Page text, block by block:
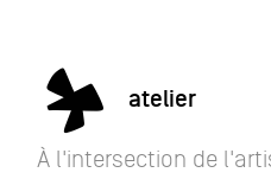
atelier
À l'intersection de